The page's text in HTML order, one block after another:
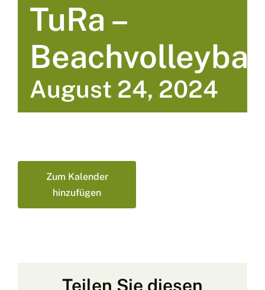
TuRa –
August 24, 2024
Zum Kalender
hinzufügen
Teilen Sie diesen